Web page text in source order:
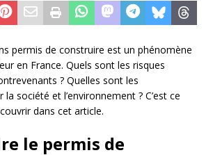
permis de construire est un phénomène
en France. Quels sont les risques
? Quelles sont les
société et l’environnement ? C’est ce
dans cet article.
le permis de